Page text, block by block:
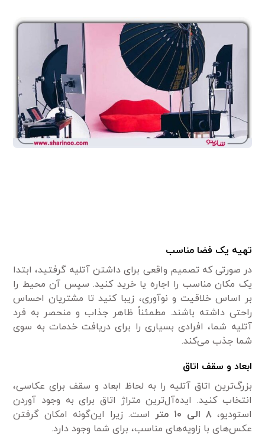
تهیه یک فضا مناسب
در صورتی که تصمیم واقعی برای داشتن آتلیه گرفتید، ابتدا
یک مکان مناسب را اجاره یا خرید کنید. سپس آن محیط را
بر اساس خلاقیت و نوآوری، زیبا کنید تا مشتریان احساس
راحتی داشته باشند. مطمئناً ظاهر جذاب و منحصر به فرد
آتلیه شما، افرادی بسیاری را برای دریافت خدمات به سوی
شما جذب می‌کند.
ابعاد و سقف اتاق
بزرگ‌ترین اتاق آتلیه را به لحاظ ابعاد و سقف برای عکاسی،
انتخاب کنید. ‌ایده‌آل‌ترین متراژ اتاق برای به وجود آوردن
استودیو،۸ الی ۱۰ متر
است. زیرا این‌گونه امکان گرفتن
عکس‌های با زاویه‌های مناسب، برای شما وجود دارد.